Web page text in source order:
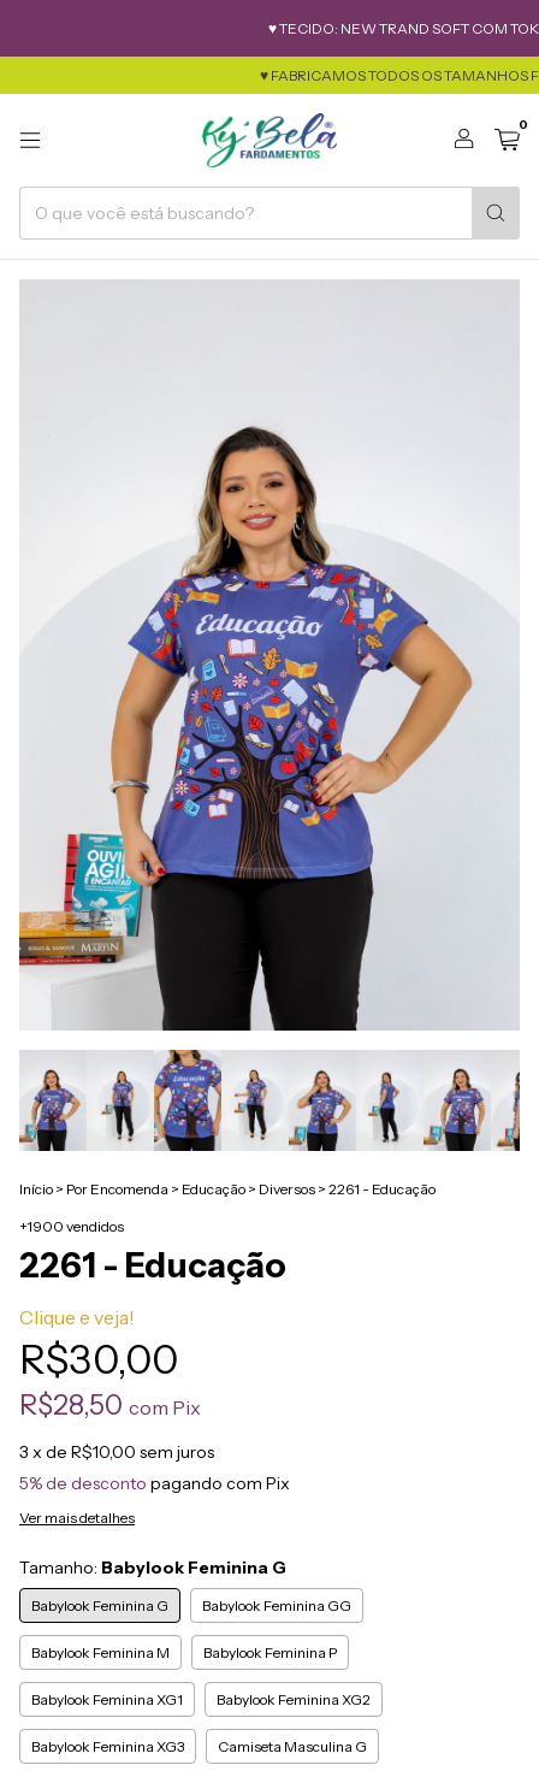
♥ TECIDO: NEW TRAND SOFT COM TOK DE
♥ FABRICAMOS TODOS OS TAMANHOS
0
Início > Por Encomenda > Educação > Diversos > 2261 - Educação
+1900 vendidos
2261 - Educação
Clique e veja!
R$30,00
R$28,50 com Pix
3 x de R$10,00 sem juros
5% de desconto pagando com Pix
Ver mais detalhes
Tamanho: Babylook Feminina G
Babylook Feminina G Babylook Feminina GG
Babylook Feminina M Babylook Feminina P
Babylook Feminina XG1 Babylook Feminina XG2
Babylook Feminina XG3 Camiseta Masculina G